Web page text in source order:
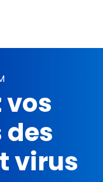
vos
virus